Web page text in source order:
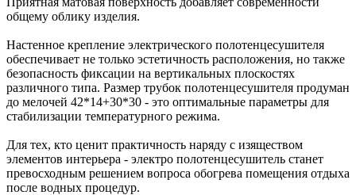
общему облику изделия.
Настенное крепление электрического полотенцесушителя
обеспечивает не только эстетичность расположения, но также
безопасность фиксации на вертикальных плоскостях
различного типа. Размер трубок полотенцесушителя продуман
до мелочей 42*14+30*30 - это оптимальные параметры для
стабилизации температурного режима.
Для тех, кто ценит практичность наряду с изяществом
элементов интерьера - электро полотенцесушитель станет
превосходным решением вопроса обогрева помещения отдыха
после водных процедур.